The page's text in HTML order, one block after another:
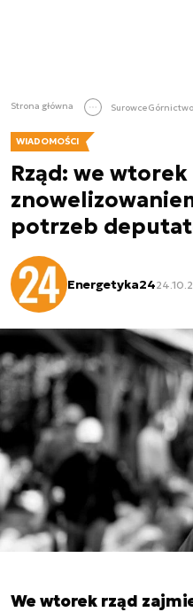
Strona główna SurowceGórnictwo
WIADOMOŚCI
Rząd: we
potrzeb
Energetyka24
We wtorek rząd